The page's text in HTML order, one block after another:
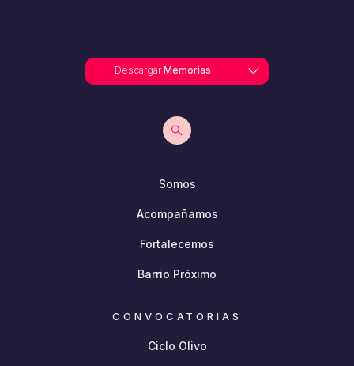
DescargarMemorias
Somos
Acompañamos
Fortalecemos
Barrio Próximo
CONVOCATORIAS
Ciclo Olivo